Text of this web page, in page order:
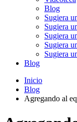
Blog
Sugiera
Sugiera
Sugiera
Sugiera
Sugiera
Blog
Inicio
Blog
Agregando al